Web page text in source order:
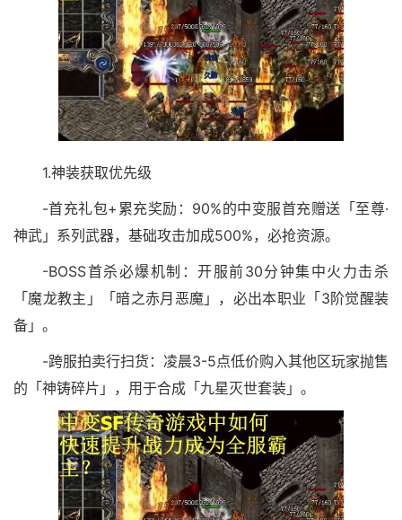
1.神装获取优先级
-首充礼包+累充奖励：90%的中变服首充赠送「至尊·
神武」系列武器，基础攻击加成500%，必抢资源。
-BOSS首杀必爆机制：开服前30分钟集中火力击杀
「魔龙教主」「暗之赤月恶魔」，必出本职业「3阶觉醒装
备」。
-跨服拍卖行扫货：凌晨3-5点低价购入其他区玩家抛售
的「神铸碎片」，用于合成「九星灭世套装」。